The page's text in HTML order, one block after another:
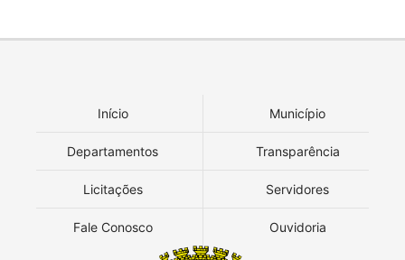
Início Município
Departamentos Transparência
Licitações Servidores
Fale Conosco Ouvidoria